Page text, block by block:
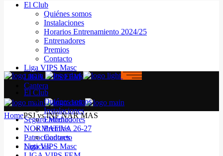
El Club
Quiénes somos
Instalaciones
Horarios Entrenamiento 2024/25
Entrenadores
Premios
Contacto
Liga VIPS Masc
LIGA VIPS FEM
Cantera
Seguro Médico
NORMATIVA 26-27
Patrocinadores
Noticias
El Club
Quiénes somos
Instalaciones
Entrenadores
Premios
Contacto
Liga VIPS Masc
HomePSJ vs INF NAR MAS